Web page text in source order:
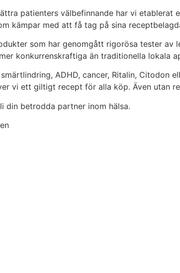
patienters välbefinnande har vi
kämpar med att få tag på sina
som har genomgått rigorösa tester
konkurrenskraftiga än traditionella lokala
ADHD, cancer, Ritalin,
vi ett giltigt recept för alla köp. Även utan
din betrodda partner inom hälsa.